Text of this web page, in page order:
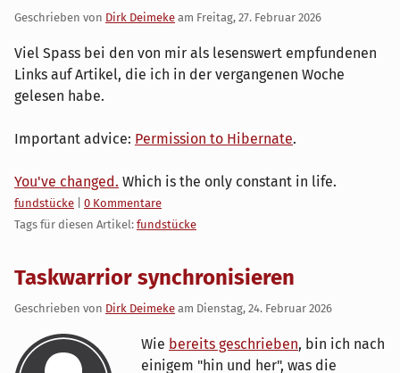
Geschrieben von Dirk Deimeke am Freitag, 27. Februar 2026
Viel Spass bei den von mir als lesenswert empfundenen
Links auf Artikel, die ich in der vergangenen Woche
gelesen habe.
Important advice: Permission to Hibernate.
You've changed. Which is the only constant in life.
Kategorien:
fundstücke
0 Kommentare
Tags für diesen Artikel: fundstücke
Taskwarrior synchronisieren
Geschrieben von Dirk Deimeke am Dienstag, 24. Februar 2026
Wie bereits geschrieben, bin ich nach
einigem "hin und her", was die